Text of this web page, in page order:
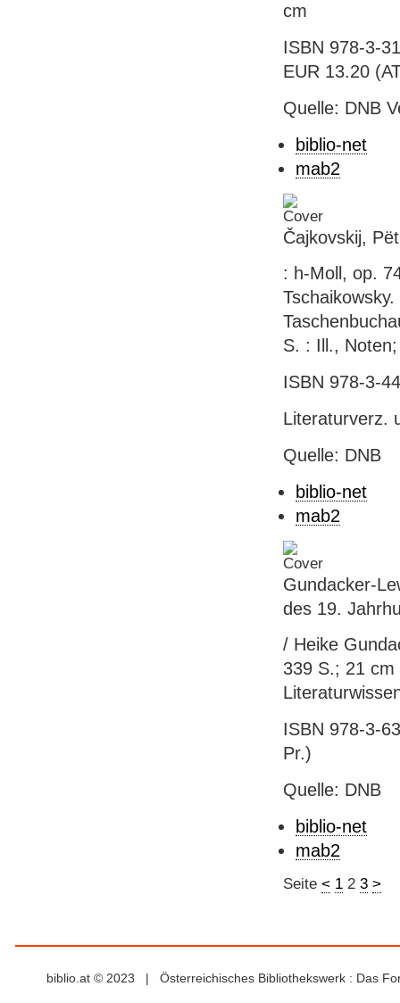
cm
ISBN 978-3-
EUR 13.20
Quelle: DNB
biblio-net
mab2
Čajkovskij,
: h-Moll, op.
S. : Ill.,
ISBN 978-3-
Literaturverz.
Quelle: DNB
biblio-net
mab2
Gundacker-
des 19.
/ Heike
339 S.; 21 cm
ISBN 978-3-
Pr.)
Quelle: DNB
biblio-net
mab2
Seite < 1 2 3 >
biblio.at © 2023 | Österreichisches Bibliothekswerk : Das